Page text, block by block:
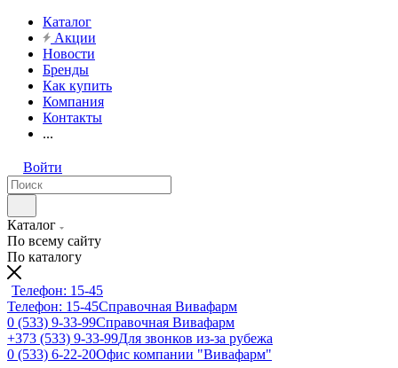
Каталог
Акции
Новости
Бренды
Как купить
Компания
Контакты
...
Войти
Каталог
По всему сайту
По каталогу
Телефон: 15-45
Телефон: 15-45Справочная Вивафарм
0 (533) 9-33-99Справочная Вивафарм
+373 (533) 9-33-99Для звонков из-за рубежа
0 (533) 6-22-20Офис компании "Вивафарм"